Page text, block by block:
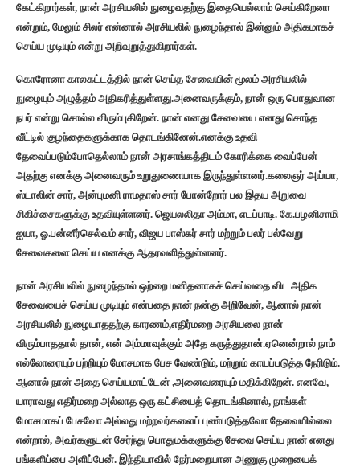
கேட்கிறார்கள், நான் அரசியலில் நுழைவதற்கு இதையெல்லாம் செய்கிறேனா
என்றும், மேலும் சிலர் என்னால் அரசியலில் நுழைந்தால் இன்னும் அதிகமாகச்
செய்ய முடியும் என்று அறிவுறுத்துகிறார்கள்.
கொரோனா காலகட்டத்தில் நான் செய்த சேவையின் மூலம் அரசியலில்
நுழையும் அழுத்தம் அதிகரித்துள்ளது.அனைவருக்கும், நான் ஒரு பொதுவான
நபர் என்று சொல்ல விரும்புகிறேன். நான் எனது சேவையை எனது சொந்த
வீட்டில் குழந்தைகளுக்காக தொடங்கினேன்.எனக்கு உதவி
தேவைப்படும்போதெல்லாம் நான் அரசாங்கத்திடம் கோரிக்கை வைப்பேன்
அதற்கு எனக்கு அனைவரும் உறுதுணையாக இருந்துள்ளனர்.கலைஞர் அய்யா,
ஸ்டாலின் சார், அன்புமனி ராமதாஸ் சார் போன்றோர் பல இதய அறுவை
சிகிச்சைகளுக்கு உதவியுள்ளனர். ஜெயலலிதா அம்மா, எடப்பாடி. கே.பழனிசாமி
ஐயா, ஓ.பன்னீர்செல்வம் சார், விஜய பாஸ்கர் சார் மற்றும் பலர் பல்வேறு
சேவைகளை செய்ய எனக்கு ஆதரவளித்துள்ளனர்.
நான் அரசியலில் நுழைந்தால் ஒற்றை மனிதனாகச் செய்வதை விட அதிக
சேவையைச் செய்ய முடியும் என்பதை நான் நன்கு அறிவேன், ஆனால் நான்
அரசியலில் நுழையாததற்கு காரணம்,எதிர்மறை அரசியலை நான்
விரும்பாததால் தான், என் அம்மாவுக்கும் அதே கருத்துதான்.ஏனென்றால் நாம்
எல்லோரையும் பற்றியும் மோசமாக பேச வேண்டும், மற்றும் காயப்படுத்த நேரிடும்.
ஆனால் நான் அதை செய்யமாட்டேன் ,அனைவரையும் மதிக்கிறேன். எனவே,
யாராவது எதிர்மறை அல்லாத ஒரு கட்சியைத் தொடங்கினால், நாங்கள்
மோசமாகப் பேசவோ அல்லது மற்றவர்களைப் புண்படுத்தவோ தேவையில்லை
என்றால், அவர்களுடன் சேர்ந்து பொதுமக்களுக்கு சேவை செய்ய நான் எனது
பங்களிப்பை அளிப்பேன். இந்தியாவில் நேர்மறையான அணுகு முறையைக்